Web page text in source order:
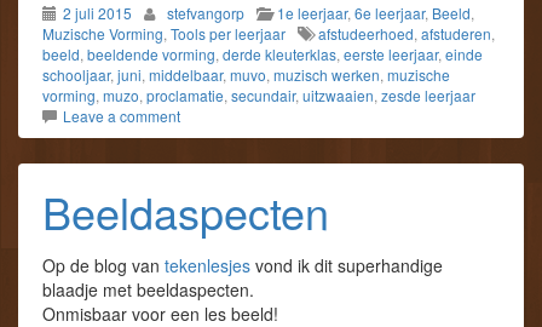
2 juli 2015 stefvangorp 1e leerjaar, 6e leerjaar, Beeld,
Muzische Vorming, Tools per leerjaar afstudeerhoed, afstuderen,
beeld, beeldende vorming, derde kleuterklas, eerste leerjaar, einde
schooljaar, juni, middelbaar, muvo, muzisch werken, muzische
vorming, muzo, proclamatie, secundair, uitzwaaien, zesde leerjaar
Leave a comment
Beeldaspecten
Op de blog van tekenlesjes vond ik dit superhandige
blaadje met beeldaspecten.
Onmisbaar voor een les beeld!